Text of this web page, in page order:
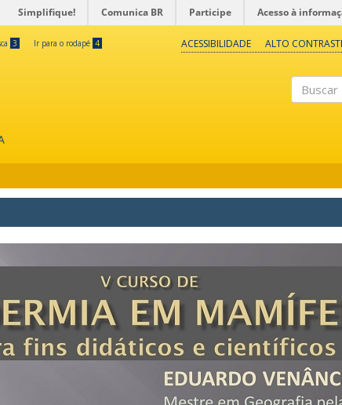
Simplifique! Comunica BR Participe Acesso à
3 Ir para o rodapé 4 ACESSIBILIDADE ALTO